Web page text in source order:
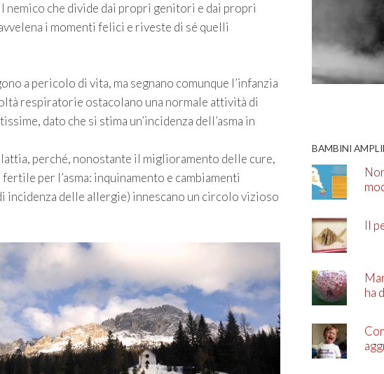
nemico che divide dai propri genitori e dai propri
i momenti felici e riveste di sé quelli
a pericolo di vita, ma segnano comunque l’infanzia
respiratorie ostacolano una normale attività di
dato che si stima un’incidenza dell’asma in
perché, nonostante il miglioramento delle cure,
per l’asma: inquinamento e cambiamenti
incidenza delle allergie) innescano un circolo vizioso
BAMBINI
Il
ha